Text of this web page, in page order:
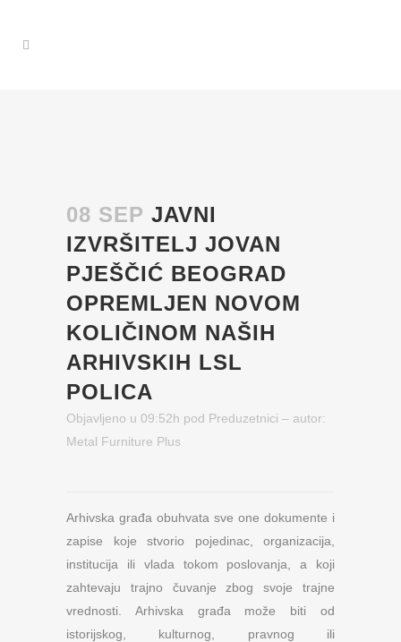
08 SEP JAVNI
IZVRŠITELJ JOVAN
PJEŠČIĆ BEOGRAD
OPREMLJEN NOVOM
KOLIČINOM NAŠIH
ARHIVSKIH LSL
POLICA
Objavljeno u 09:52h pod Preduzetnici – autor:
Metal Furniture Plus
Arhivska građa obuhvata sve one dokumente i
zapise koje stvorio pojedinac, organizacija,
institucija ili vlada tokom poslovanja, a koji
zahtevaju trajno čuvanje zbog svoje trajne
vrednosti. Arhivska građa može biti od
istorijskog, kulturnog, pravnog ili